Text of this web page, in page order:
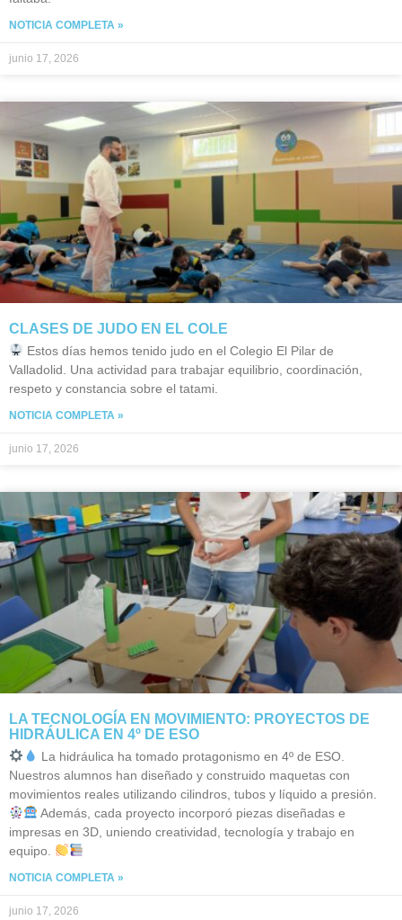
NOTICIA COMPLETA »
junio 17, 2026
CLASES DE JUDO EN EL COLE
Estos días hemos tenido judo en el Colegio El Pilar de
Valladolid. Una actividad para trabajar equilibrio, coordinación,
respeto y constancia sobre el tatami.
NOTICIA COMPLETA »
junio 17, 2026
LA TECNOLOGÍA EN MOVIMIENTO: PROYECTOS DE
HIDRÁULICA EN 4º DE ESO
La hidráulica ha tomado protagonismo en 4º de ESO.
Nuestros alumnos han diseñado y construido maquetas con
movimientos reales utilizando cilindros, tubos y líquido a presión.
Además, cada proyecto incorporó piezas diseñadas e
impresas en 3D, uniendo creatividad, tecnología y trabajo en
equipo.
NOTICIA COMPLETA »
junio 17, 2026